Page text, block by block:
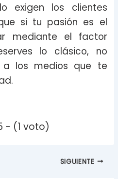
exigen los clientes
si tu pasión es el
mediante el factor
lo clásico, no
a los medios que te
- (1 voto)
SIGUIENTE